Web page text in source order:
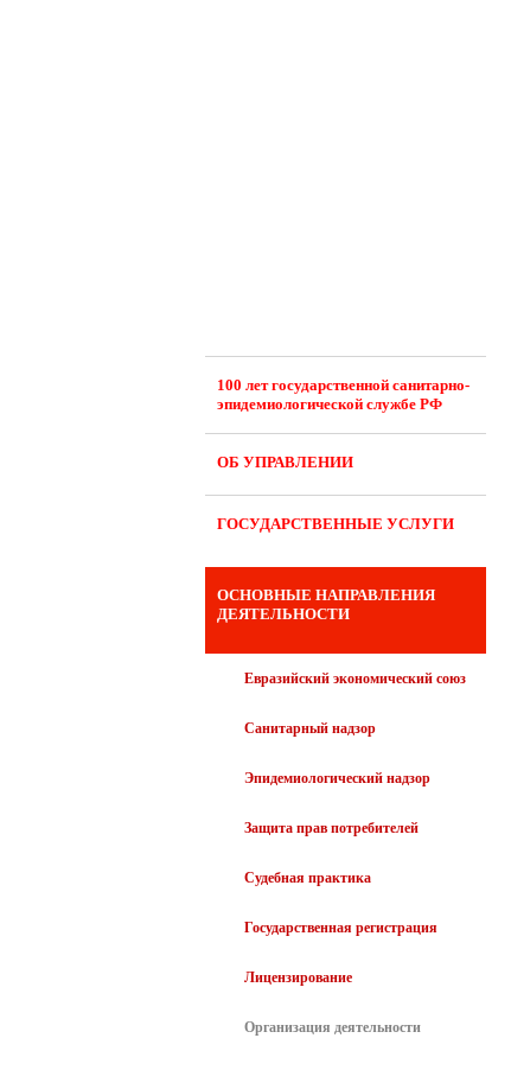
100 лет государственной санитарно-
эпидемиологической службе РФ
ОБ УПРАВЛЕНИИ
ГОСУДАРСТВЕННЫЕ УСЛУГИ
ОСНОВНЫЕ НАПРАВЛЕНИЯ
ДЕЯТЕЛЬНОСТИ
Евразийский экономический союз
Санитарный надзор
Эпидемиологический надзор
Защита прав потребителей
Судебная практика
Государственная регистрация
Лицензирование
Организация деятельности